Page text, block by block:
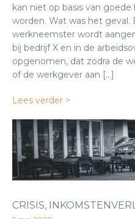
kan niet op basis van
worden. Wat was het geval.
werkneemster wordt
bij bedrijf X en in de
opgenomen, dat zodra de
of de werkgever aan […]
Lees verder >
CRISIS,